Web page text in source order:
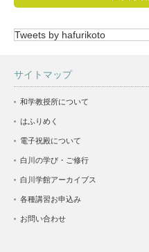
Tweets by hafurikoto
サイトマップ
和学教授所について
はふりめく
電子祝殿について
白川の学び・ご修行
白川学館アーカイブス
各種講習お申込み
お問い合わせ